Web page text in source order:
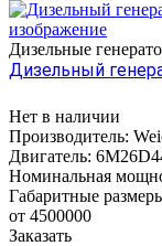
Дизельные
Дизельный
Нет в наличии
Производитель:
Двигатель:
Номинальная
Габаритные
от 4500000
Заказать